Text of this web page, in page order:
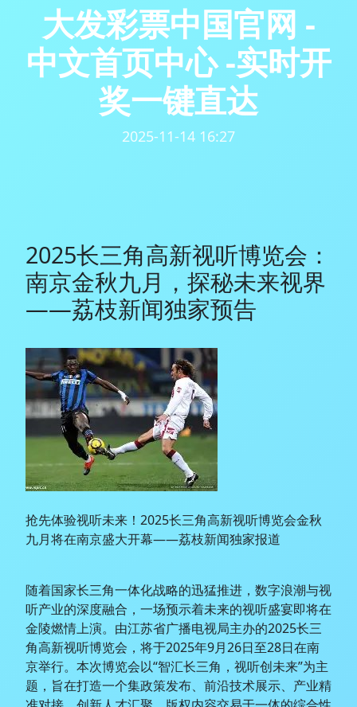
大发彩票中国官网 -
中文首页中心 -实时开
奖一键直达
2025-11-14 16:27
2025长三角高新视听博览会：
南京金秋九月，探秘未来视界
——荔枝新闻独家预告
抢先体验视听未来！2025长三角高新视听博览会金秋
九月将在南京盛大开幕——荔枝新闻独家报道
随着国家长三角一体化战略的迅猛推进，数字浪潮与视
听产业的深度融合，一场预示着未来的视听盛宴即将在
金陵燃情上演。由江苏省广播电视局主办的2025长三
角高新视听博览会，将于2025年9月26日至28日在南
京举行。本次博览会以“智汇长三角，视听创未来”为主
题，旨在打造一个集政策发布、前沿技术展示、产业精